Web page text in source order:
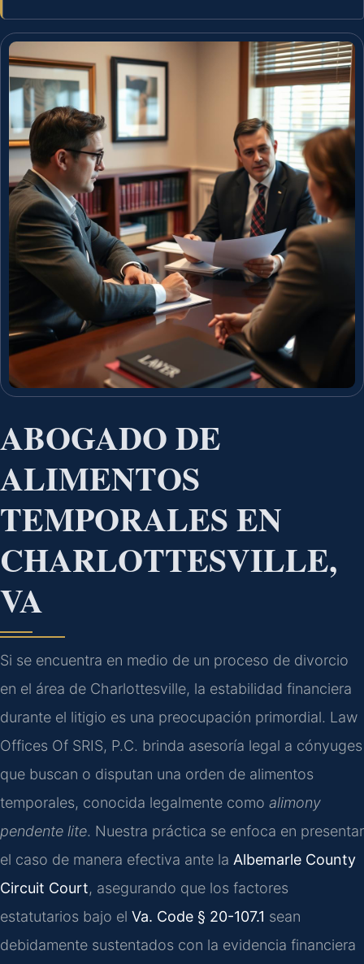
ABOGADO DE
ALIMENTOS
TEMPORALES EN
CHARLOTTESVILLE,
VA
Si se encuentra en medio de un proceso de divorcio
en el área de Charlottesville, la estabilidad financiera
durante el litigio es una preocupación primordial. Law
Offices Of SRIS, P.C. brinda asesoría legal a cónyuges
que buscan o disputan una orden de alimentos
temporales, conocida legalmente como alimony
pendente lite. Nuestra práctica se enfoca en presentar
el caso de manera efectiva ante la Albemarle County
Circuit Court, asegurando que los factores
estatutarios bajo el Va. Code § 20-107.1 sean
debidamente sustentados con la evidencia financiera